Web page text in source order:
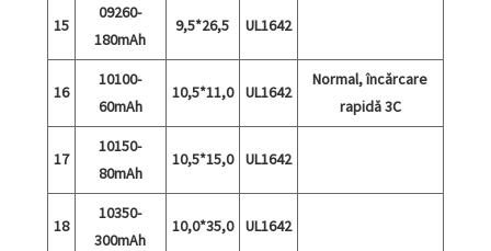
15
09260-
180mAh
9,5*26,5 UL1642
16
10100-
60mAh
10,5*11,0 UL1642
Normal, încărcare
rapidă 3C
17
10150-
80mAh
10,5*15,0 UL1642
18
10350-
300mAh
10,0*35,0 UL1642